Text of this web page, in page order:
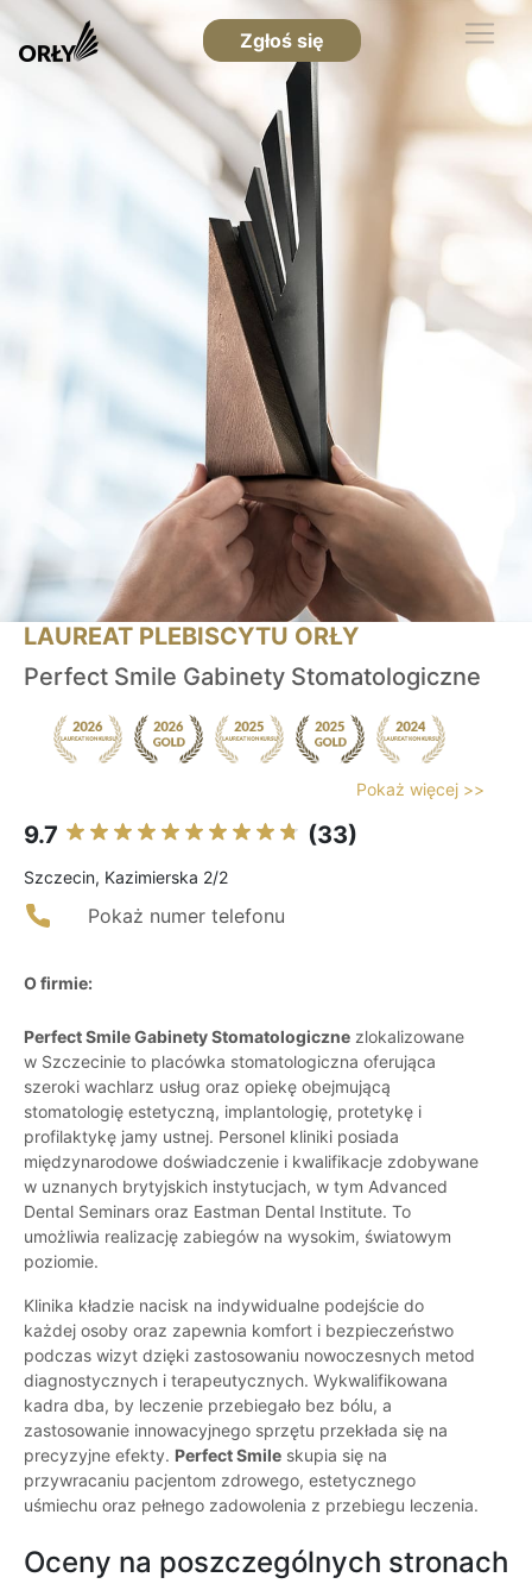
Zgłoś się
LAUREAT PLEBISCYTU ORŁY
Perfect Smile Gabinety Stomatologiczne
Pokaż więcej >>
9.7 (33)
Szczecin, Kazimierska 2/2
Pokaż numer telefonu
O firmie:
Perfect Smile Gabinety Stomatologiczne zlokalizowane
w Szczecinie to placówka stomatologiczna oferująca
szeroki wachlarz usług oraz opiekę obejmującą
stomatologię estetyczną, implantologię, protetykę i
profilaktykę jamy ustnej. Personel kliniki posiada
międzynarodowe doświadczenie i kwalifikacje zdobywane
w uznanych brytyjskich instytucjach, w tym Advanced
Dental Seminars oraz Eastman Dental Institute. To
umożliwia realizację zabiegów na wysokim, światowym
poziomie.
Klinika kładzie nacisk na indywidualne podejście do
każdej osoby oraz zapewnia komfort i bezpieczeństwo
podczas wizyt dzięki zastosowaniu nowoczesnych metod
diagnostycznych i terapeutycznych. Wykwalifikowana
kadra dba, by leczenie przebiegało bez bólu, a
zastosowanie innowacyjnego sprzętu przekłada się na
precyzyjne efekty. Perfect Smile skupia się na
przywracaniu pacjentom zdrowego, estetycznego
uśmiechu oraz pełnego zadowolenia z przebiegu leczenia.
Oceny na poszczególnych stronach